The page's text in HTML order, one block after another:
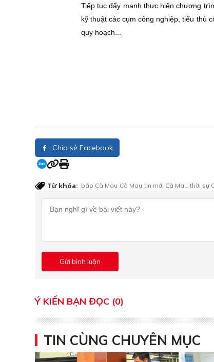
Tiếp tục đẩy mạnh thực hiện chương
kỹ thuật các cụm công nghiệp, tiểu thủ
quy hoạch..
Chia sẻ Facebook
Từ khóa: báo Cà Mau Cà Mau tin mới Cà Mau thời sự
Ý KIẾN BẠN ĐỌC (0)
TIN CÙNG CHUYÊN MỤC